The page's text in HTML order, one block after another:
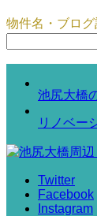
物件名・ブロ
池尻大橋
リノベー
Twitter
Facebook
Instagram